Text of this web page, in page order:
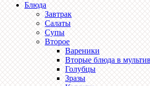
Блюда
Завтрак
Салаты
Супы
Второе
Вареники
Вторые блюда в
Голубцы
Зразы